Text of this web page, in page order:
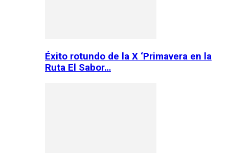
Éxito rotundo de la X ‘Primavera en la
Ruta El Sabor…